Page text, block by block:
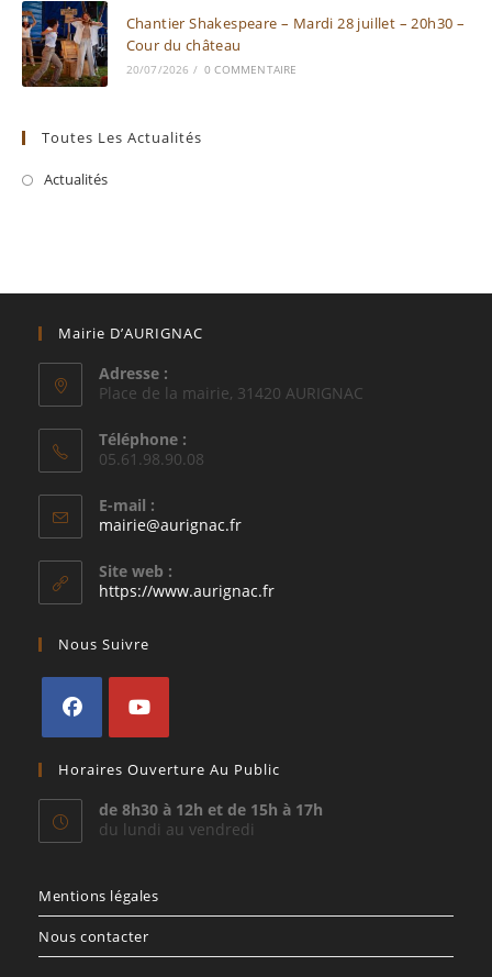
Chantier Shakespeare – Mardi 28 juillet – 20h30 –
Cour du château
20/07/2026 / 0 COMMENTAIRE
Toutes Les Actualités
Actualités
Mairie D’AURIGNAC
Adresse :
Place de la mairie, 31420 AURIGNAC
Téléphone :
05.61.98.90.08
E-mail :
mairie@aurignac.frS’ouvre
application
Site web :
https://www.aurignac.fr
Nous Suivre
dans
un
nouvel
dans
un
nouvel
Horaires Ouverture Au Public
de 8h30 à 12h et de 15h à 17h
du lundi au vendredi
Mentions légales
Nous contacter